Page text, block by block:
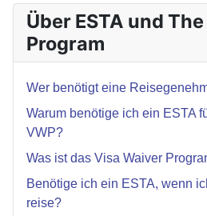
Über ESTA und
Program
Wer benötigt eine
Warum benötige ich ein ESTA
VWP?
Was ist das Visa Waiver
Benötige ich ein ESTA, wenn
reise?